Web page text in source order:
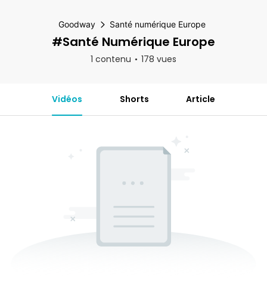
Goodway Santé numérique Europe
#Santé Numérique Europe
1 contenu 178 vues
Vidéos Shorts Article